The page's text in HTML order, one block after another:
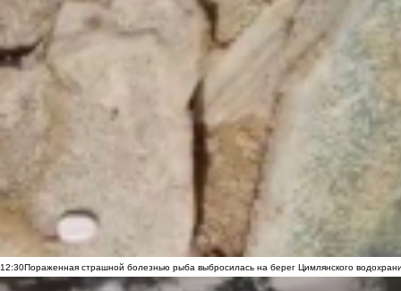
12:30Пораженная страшной болезнью рыба выбросилась на берег Цимлянского